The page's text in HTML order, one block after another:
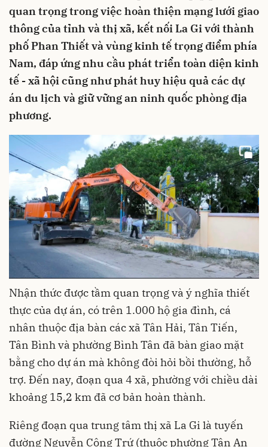
tế - xã hội cũng như phát huy hiệu quả các dự
án du lịch và giữ vững an ninh quốc phòng địa
phương.
Nhận thức được tầm quan trọng và ý nghĩa thiết
thực của dự án, có trên 1.000 hộ gia đình, cá
nhân thuộc địa bàn các xã Tân Hải, Tân Tiến,
Tân Bình và phường Bình Tân đã bàn giao mặt
bằng cho dự án mà không đòi hỏi bồi thường, hỗ
trợ. Đến nay, đoạn qua 4 xã, phường với chiều dài
khoảng 15,2 km đã cơ bản hoàn thành.
Riêng đoạn qua trung tâm thị xã La Gi là tuyến
đường Nguyễn Công Trứ (thuộc phường Tân An
và Tân Thiện) dài khoảng 1,3 km với 60 hộ gia
đình, cá nhân bị ảnh hưởng, cũng đang được thi
công. Tuy nhiên, hiện vẫn còn 5 hộ gia đình, cá
nhân thuộc địa bàn phường Tân Thiện chưa bàn